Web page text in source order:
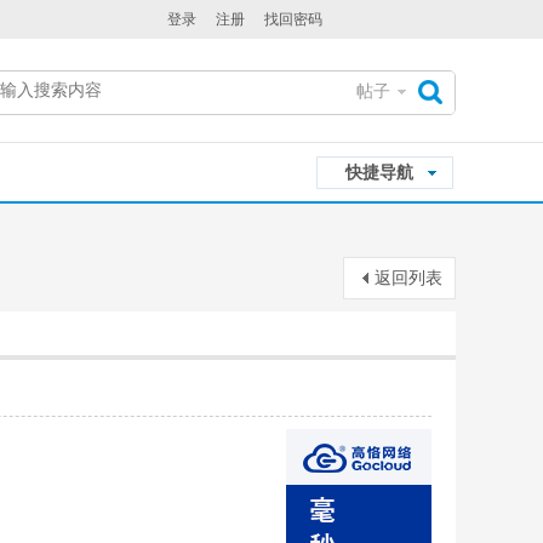
登录 注册 找回密码
帖子
快捷导航
返回列表